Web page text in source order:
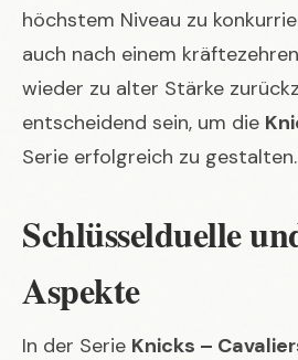
höchstem Niveau zu
auch nach einem
wieder zu alter Stärke
entscheidend sein, um die
Serie erfolgreich zu gestalten.
Schlüsselduelle
Aspekte
In der Serie Knicks –